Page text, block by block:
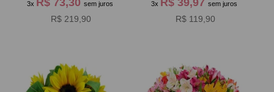
3x sem juros
R$ 219,90
3x sem juros
R$ 119,90